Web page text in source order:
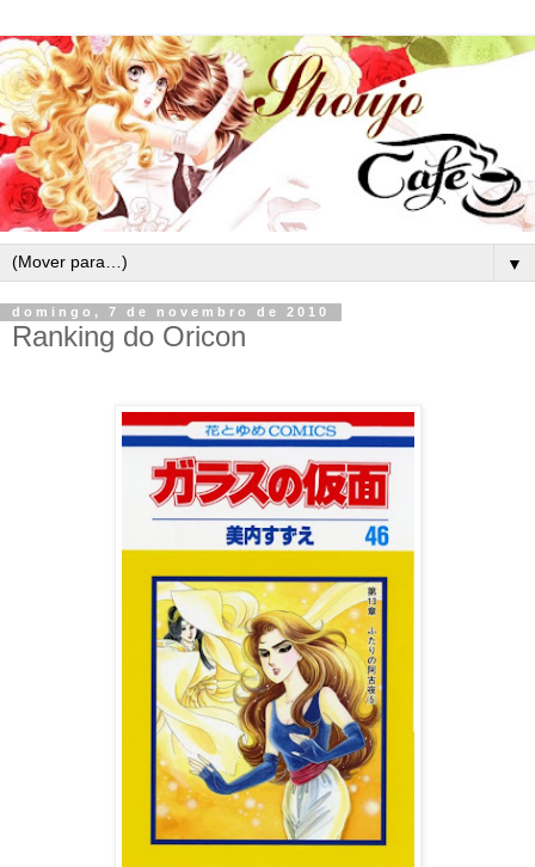
▼
domingo, 7 de novembro de 2010
Ranking do Oricon